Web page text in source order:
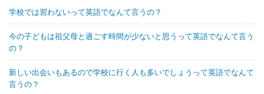
学校では習わないって英語でなんて言うの？
今の子どもは祖父母と過ごす時間が少ないと思うって英語でなんて言う
の？
新しい出会いもあるので学校に行く人も多いでしょうって英語でなんて
言うの？